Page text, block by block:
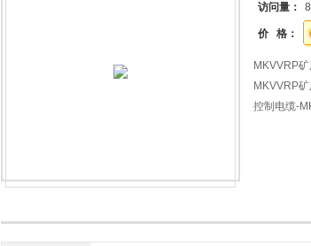
访问量：
价 格：
MKVVRP
MKVVRP
控制电缆-